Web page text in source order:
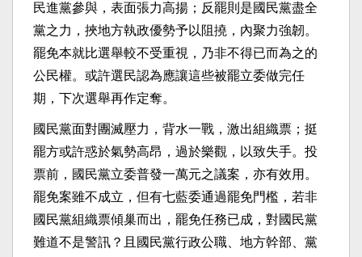
民進黨參與，表面張力高揚；反罷則是國民黨盡全
黨之力，挾地方執政優勢予以阻撓，內聚力強韌。
罷免本就比選舉較不受重視，乃非不得已而為之的
公民權。或許選民認為應讓這些被罷立委做完任
期，下次選舉再作定奪。
國民黨面對團滅壓力，背水一戰，激出組織票；挺
罷方或許惑於氣勢高昂，過於樂觀，以致失手。投
票前，國民黨立委普發一萬元之議案，亦有效用。
罷免案雖不成立，但有七藍委通過罷免門檻，若非
國民黨組織票傾巢而出，罷免任務已成，對國民黨
難道不是警訊？且國民黨行政公職、地方幹部、黨